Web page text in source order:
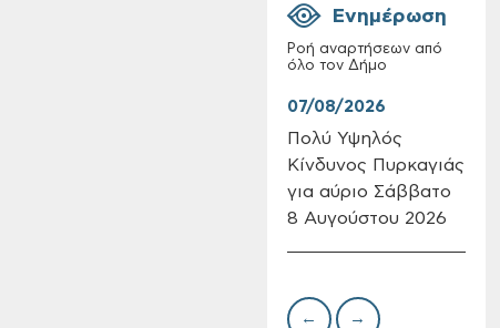
08-2026
Επαναλειτουργία
του συστήματος
Ενημέρωση
Ροή αναρτήσεων από
όλο τον Δήμο
07/08/2026
Πολύ Υψηλός
Κίνδυνος Πυρκαγιάς
για αύριο Σάββατο
8 Αυγούστου 2026
← →